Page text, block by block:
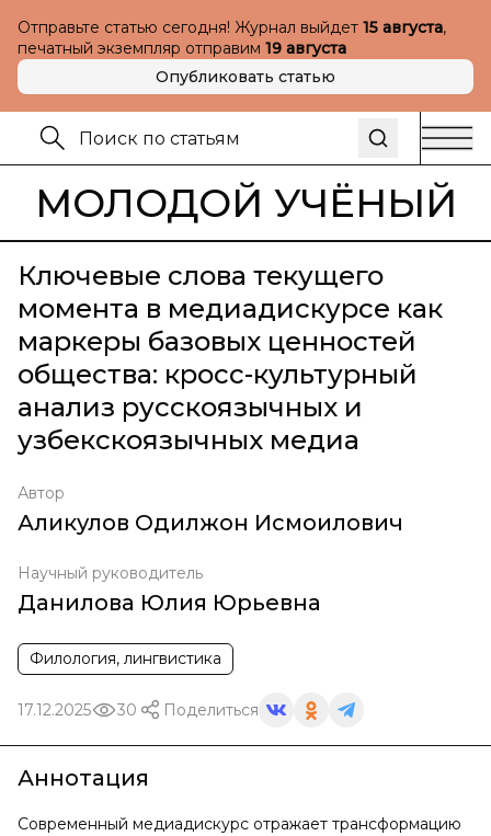
Отправьте статью сегодня! Журнал выйдет 15 августа,
печатный экземпляр отправим 19 августа
Опубликовать статью
МОЛОДОЙ УЧЁНЫЙ
Ключевые слова текущего
момента в медиадискурсе как
маркеры базовых ценностей
общества: кросс-культурный
анализ русскоязычных и
узбекскоязычных медиа
Автор
Аликулов Одилжон Исмоилович
Научный руководитель
Данилова Юлия Юрьевна
Филология, лингвистика
17.12.2025 30 Поделиться
Аннотация
Современный медиадискурс отражает трансформацию